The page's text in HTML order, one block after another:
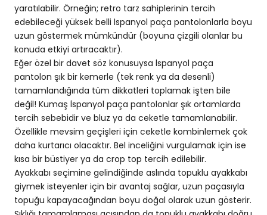
yaratılabilir. Örneğin; retro tarz sahiplerinin tercih
edebileceği yüksek belli İspanyol paça pantolonlarla boyu
uzun göstermek mümkündür (boyuna çizgili olanlar bu
konuda etkiyi artıracaktır).
Eğer özel bir davet söz konusuysa İspanyol paça
pantolon şık bir kemerle (tek renk ya da desenli)
tamamlandığında tüm dikkatleri toplamak işten bile
değil! Kumaş İspanyol paça pantolonlar şık ortamlarda
tercih sebebidir ve bluz ya da ceketle tamamlanabilir.
Özellikle mevsim geçişleri için ceketle kombinlemek çok
daha kurtarıcı olacaktır. Bel inceliğini vurgulamak için ise
kısa bir büstiyer ya da crop top tercih edilebilir.
Ayakkabı seçimine gelindiğinde aslında topuklu ayakkabı
giymek isteyenler için bir avantaj sağlar, uzun paçasıyla
topuğu kapayacağından boyu doğal olarak uzun gösterir.